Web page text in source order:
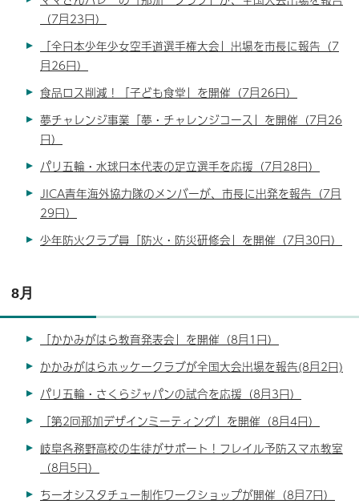
（7月23日）
「全日本少年少女空手道選手権大会」出場を市長に報告（7
月26日）
食品ロス削減！「子ども食堂」を開催（7月26日）
夢チャレンジ事業「夢・チャレンジコース」を開催（7月26
日）
パリ五輪・水球日本代表の足立選手を応援（7月28日）
JICA青年海外協力隊のメンバーが、市長に出発を報告（7月
29日）
少年防火クラブ員「防火・防災研修会」を開催（7月30日）
8月
「かかみがはら教育発表会」を開催（8月1日）
かかみがはらホッケークラブが全国大会出場を報告(8月2日)
パリ五輪・さくらジャパンの試合を応援（8月3日）
「第2回那加デザインミーティング」を開催（8月4日）
岐阜各務野高校の生徒がサポート！フレイル予防スマホ教室
（8月5日）
ちーオシスタチュー制作ワークショップが開催（8月7日）